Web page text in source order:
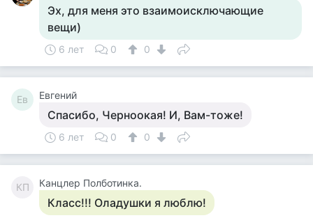
Эх, для меня это взаимоисключающие
вещи)
6 лет 0 0
Ев Евгений
Спасибо, Черноокая! И, Вам-тоже!
6 лет 0 0
КП Канцлер Полботинка.
Класс!!! Оладушки я люблю!